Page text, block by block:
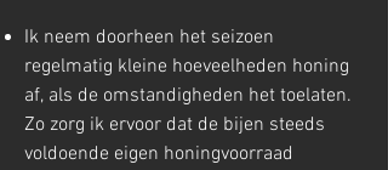
Ik neem doorheen het seizoen
regelmatig kleine hoeveelheden honing
af, als de omstandigheden het toelaten.
Zo zorg ik ervoor dat de bijen steeds
voldoende eigen honingvoorraad